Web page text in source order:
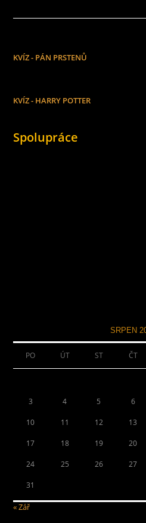
KVÍZ - PÁN PRSTENŮ
KVÍZ - HARRY POTTER
Spolupráce
SRPEN
PO ÚT ST ČT
3 4 5 6
10 11 12 13
17 18 19 20
24 25 26 27
31
« Zář